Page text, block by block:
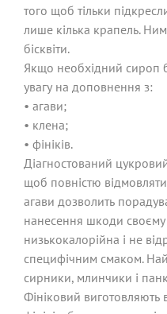
того щоб тільки
лише кілька крапель.
бісквіти.
Якщо необхідний сироп
увагу на доповнення з:
• агави;
• клена;
• фініків.
Діагностований
щоб повністю
агави дозволить
нанесення шкоди
низькокалорійна і не
специфічним смаком.
сирники, млинчики і
Фініковий виготовляють